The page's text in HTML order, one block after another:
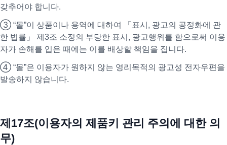
갖추어야 합니다.
③ “몰”이 상품이나 용역에 대하여 「표시, 광고의 공정화에 관
한 법률」 제3조 소정의 부당한 표시, 광고행위를 함으로써 이용
자가 손해를 입은 때에는 이를 배상할 책임을 집니다.
④ “몰”은 이용자가 원하지 않는 영리목적의 광고성 전자우편을
발송하지 않습니다.
제17조(이용자의 제품키 관리 주의에 대한 의
무)